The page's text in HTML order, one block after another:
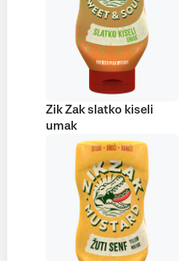
Zik Zak slatko kiseli
umak